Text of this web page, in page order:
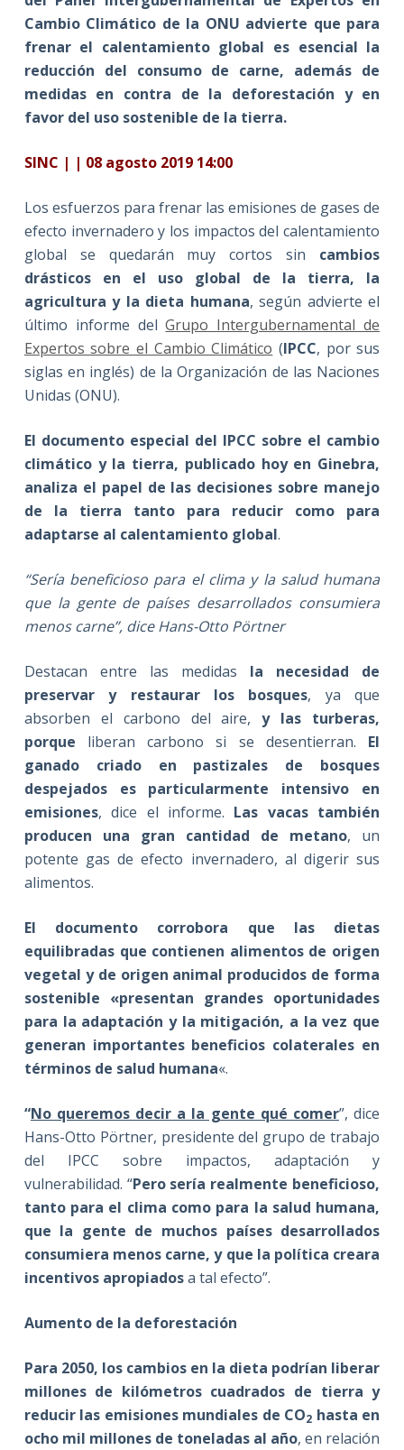
Cambio Climático de la ONU advierte que para
frenar el calentamiento global es esencial la
reducción del consumo de carne, además de
medidas en contra de la deforestación y en
favor del uso sostenible de la tierra.
SINC | | 08 agosto 2019 14:00
Los esfuerzos para frenar las emisiones de gases de
efecto invernadero y los impactos del calentamiento
global se quedarán muy cortos sin cambios
drásticos en el uso global de la tierra, la
agricultura y la dieta humana, según advierte el
último informe delGrupo Intergubernamental de
Expertos sobre el Cambio Climático (IPCC, por sus
siglas en inglés) de la Organización de las Naciones
Unidas (ONU).
El documento especial del IPCC sobre el cambio
climático y la tierra, publicado hoy en Ginebra,
analiza el papel de las decisiones sobre manejo
de la tierra tanto para reducir como para
adaptarse al calentamiento global.
“Sería beneficioso para el clima y la salud humana
que la gente de países desarrollados consumiera
menos carne”, dice Hans-Otto Pörtner
Destacan entre las medidas la necesidad de
preservar y restaurar los bosques, ya que
absorben el carbono del aire,y las turberas,
porque liberan carbono si se desentierran. El
ganado criado en pastizales de bosques
despejados es particularmente intensivo en
emisiones, dice el informe. Las vacas también
producen una gran cantidad de metano, un
potente gas de efecto invernadero, al digerir sus
alimentos.
El documento corrobora que las dietas
equilibradas que contienen alimentos de origen
vegetal y de origen animal producidos de forma
sostenible «presentan grandes oportunidades
para la adaptación y la mitigación, a la vez que
generan importantes beneficios colaterales en
términos de salud humana«.
“No queremos decir a la gente qué comer”, dice
Hans-Otto Pörtner, presidente del grupo de trabajo
del IPCC sobre impactos, adaptación y
vulnerabilidad. “Pero sería realmente beneficioso,
tanto para el clima como para la salud humana,
que la gente de muchos países desarrollados
consumiera menos carne, y que la política creara
incentivos apropiadosa tal efecto”.
Aumento de la deforestación
Para 2050, los cambios en la dieta podrían liberar
millones de kilómetros cuadrados de tierra y
reducir las emisiones mundiales de CO2 hasta en
ocho mil millones de toneladas al año, en relación